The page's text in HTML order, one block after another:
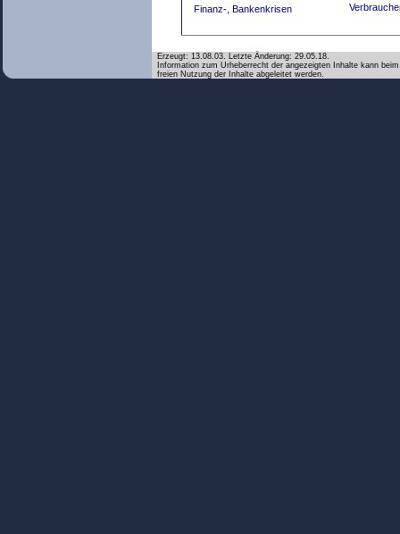
Finanz-, Banken­krisen
Erzeugt: 13.08.03. Letzte Änderung: 29.05.18.
Information zum Urheberrecht der angezeigten Inhalte kann
freien Nutzung der Inhalte abgeleitet werden.